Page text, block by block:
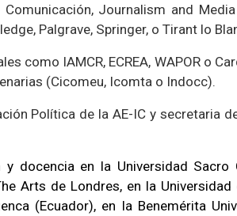
Journalism and
Palgrave, Springer, o Tirant lo
como IAMCR, ECREA, WAPOR o
(Cicomeu, Icomta o Indocc).
Política de la AE-IC y secretaria
docencia en la Universidad Sacro
Arts de Londres, en la
(Ecuador), en la Benemérita